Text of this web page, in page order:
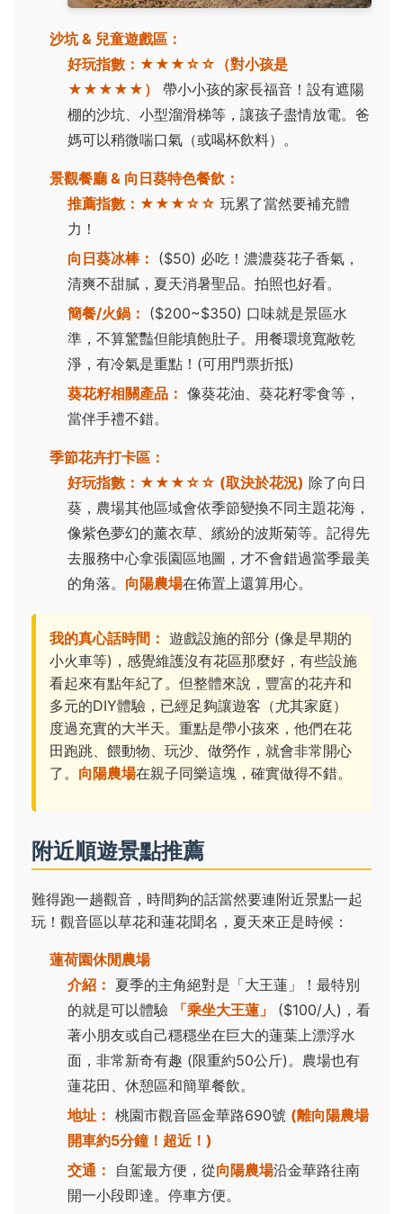
沙坑 & 兒童遊戲區：
好玩指數： ★★★☆☆（對小孩是
★★★★★）
帶小小孩的家長福音！設有遮陽
棚的沙坑、小型溜滑梯等，讓孩子盡情放電。爸
媽可以稍微喘口氣（或喝杯飲料）。
景觀餐廳 & 向日葵特色餐飲：
推薦指數： ★★★☆☆ 玩累了當然要補充體
力！
向日葵冰棒： ($50) 必吃！濃濃葵花子香氣，
清爽不甜膩，夏天消暑聖品。拍照也好看。
簡餐/火鍋： ($200~$350) 口味就是景區水
準，不算驚豔但能填飽肚子。用餐環境寬敞乾
淨，有冷氣是重點！(可用門票折抵)
葵花籽相關產品： 像葵花油、葵花籽零食等，
當伴手禮不錯。
季節花卉打卡區：
好玩指數： ★★★☆☆ (取決於花況) 除了向日
葵，農場其他區域會依季節變換不同主題花海，
像紫色夢幻的薰衣草、繽紛的波斯菊等。記得先
去服務中心拿張園區地圖，才不會錯過當季最美
的角落。 向陽農場在佈置上還算用心。
我的真心話時間： 遊戲設施的部分 (像是早期的
小火車等)，感覺維護沒有花區那麼好，有些設施
看起來有點年紀了。但整體來說，豐富的花卉和
多元的DIY體驗，已經足夠讓遊客（尤其家庭）
度過充實的大半天。重點是帶小孩來，他們在花
田跑跳、餵動物、玩沙、做勞作，就會非常開心
了。 向陽農場在親子同樂這塊，確實做得不錯。
附近順遊景點推薦
難得跑一趟觀音，時間夠的話當然要連附近景點一起
玩！觀音區以草花和蓮花聞名，夏天來正是時候：
蓮荷園休閒農場
介紹： 夏季的主角絕對是「大王蓮」！最特別
的就是可以體驗
「乘坐大王蓮」
($100/人)，看
著小朋友或自己穩穩坐在巨大的蓮葉上漂浮水
面，非常新奇有趣 (限重約50公斤)。農場也有
蓮花田、休憩區和簡單餐飲。
地址： 桃園市觀音區金華路690號 (離向陽農場
開車約5分鐘！超近！)
交通：
自駕最方便，從向陽農場沿金華路往南
開一小段即達。停車方便。